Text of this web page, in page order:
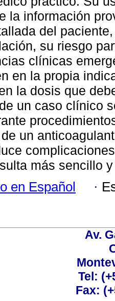
la información
del
su riesgo
clínicas
en la propia
la dosis que
un caso clínico
un
más sencillo
en Español ·
Av.
Tel:
Fax: